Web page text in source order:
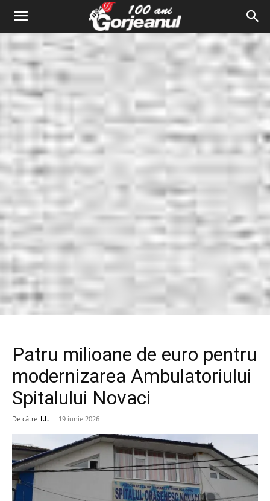
Patru milioane de euro pentru
modernizarea Ambulatoriului
Spitalului Novaci
De către I.I. - 19 iunie 2026